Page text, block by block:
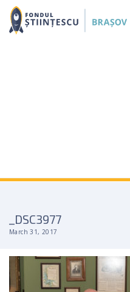
_DSC3977
March 31, 2017